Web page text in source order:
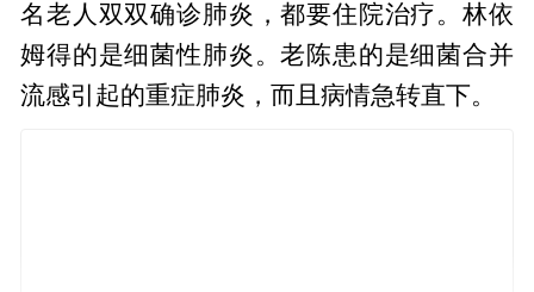
名老人双双确诊肺炎，都要住院治疗。林依
姆得的是细菌性肺炎。老陈患的是细菌合并
流感引起的重症肺炎，而且病情急转直下。